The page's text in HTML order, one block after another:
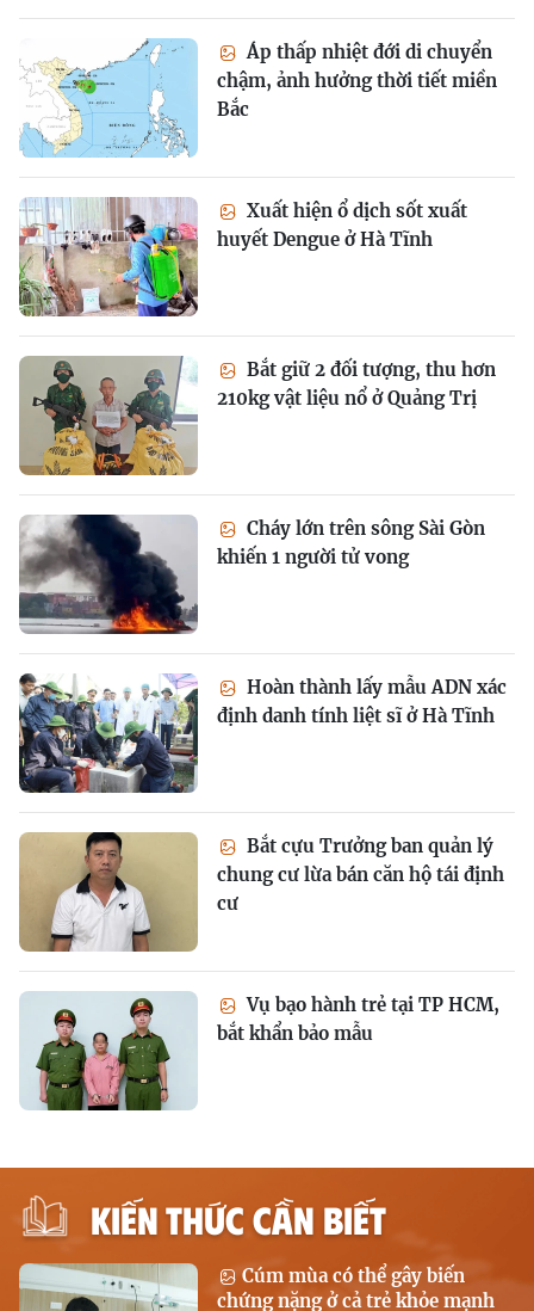
Áp thấp nhiệt đới di chuyển
chậm, ảnh hưởng thời tiết miền
Bắc
Xuất hiện ổ dịch sốt xuất
huyết Dengue ở Hà Tĩnh
Bắt giữ 2 đối tượng, thu hơn
210kg vật liệu nổ ở Quảng Trị
Cháy lớn trên sông Sài Gòn
khiến 1 người tử vong
Hoàn thành lấy mẫu ADN xác
định danh tính liệt sĩ ở Hà Tĩnh
Bắt cựu Trưởng ban quản lý
chung cư lừa bán căn hộ tái định
cư
Vụ bạo hành trẻ tại TP HCM,
bắt khẩn bảo mẫu
KIẾN THỨC CẦN BIẾT
Cúm mùa có thể gây biến
chứng nặng ở cả trẻ khỏe mạnh